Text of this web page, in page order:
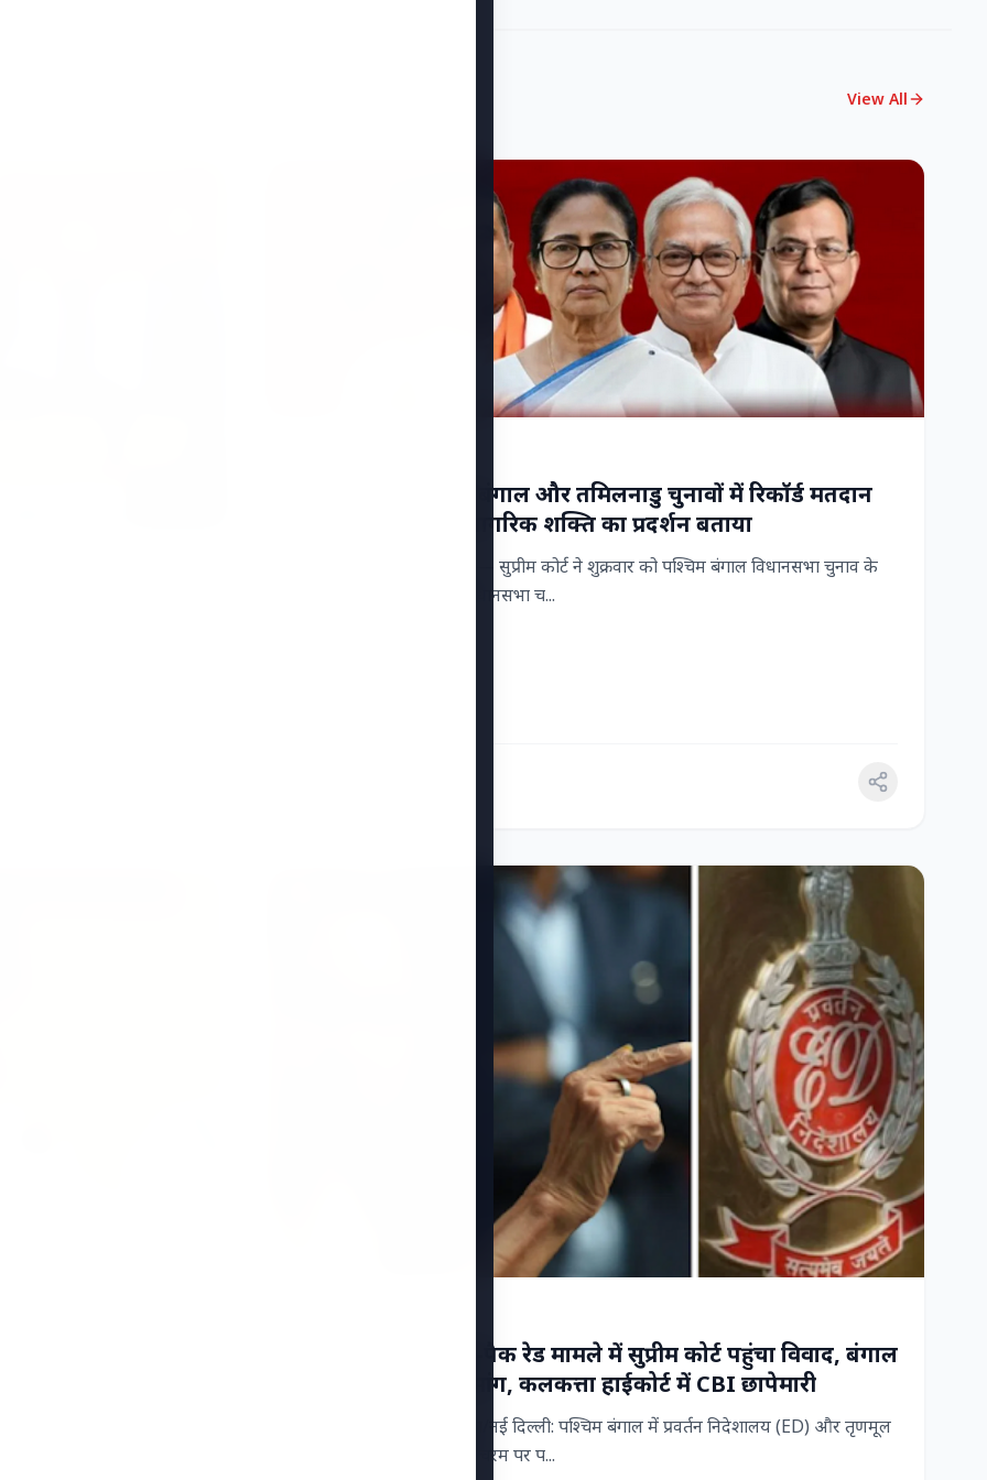
View All
सुप्रीम कोर्ट ने पश्चिम बंगाल और तमिलनाडु चुनावों में रिकॉर्ड मतदान
की सराहना की, इसे नागरिक शक्ति का प्रदर्शन बताया
नई दिल्ली, 25 अप्रैल 2026 — सुप्रीम कोर्ट ने शुक्रवार को पश्चिम बंगाल विधानसभा चुनाव के
पहले चरण और तमिलनाडु विधानसभा च...
ईडी vs टीएमसी: आई-पैक रेड मामले में सुप्रीम कोर्ट पहुंचा विवाद, बंगाल
DGP के निलंबन की मांग, कलकत्ता हाईकोर्ट में CBI छापेमारी
15 जनवरी 2026, कोलकाता/नई दिल्ली: पश्चिम बंगाल में प्रवर्तन निदेशालय (ED) और तृणमूल
कांग्रेस (TMC) के बीच तनाव चरम पर प...